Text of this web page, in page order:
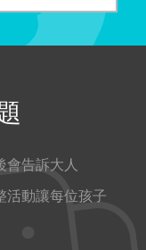
會告訴大人
活動讓每位孩子